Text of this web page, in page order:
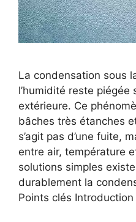
La condensation sous
l’humidité reste piégée
extérieure. Ce
bâches très étanches
s’agit pas d’une fuite,
entre air, température
solutions simples
durablement la
Points clés